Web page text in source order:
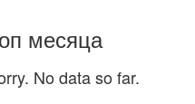
месяца
No data so far.